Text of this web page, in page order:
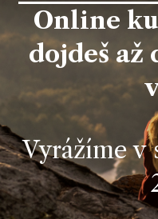
Online
dojdeš až
Vyrážíme v